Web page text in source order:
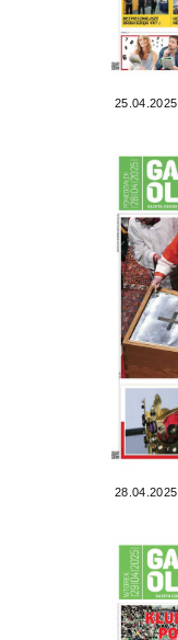
25.04.2025
28.04.2025